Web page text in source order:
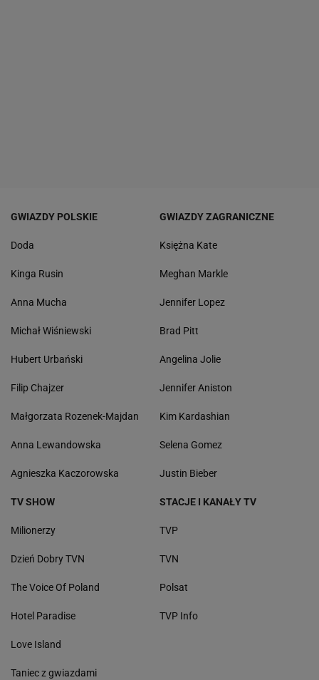
GWIAZDY POLSKIE
Doda
Kinga Rusin
Anna Mucha
Michał Wiśniewski
Hubert Urbański
Filip Chajzer
Małgorzata Rozenek-Majdan
Anna Lewandowska
Agnieszka Kaczorowska
GWIAZDY ZAGRANICZNE
Księżna Kate
Meghan Markle
Jennifer Lopez
Brad Pitt
Angelina Jolie
Jennifer Aniston
Kim Kardashian
Selena Gomez
Justin Bieber
TV SHOW
Milionerzy
Dzień Dobry TVN
The Voice Of Poland
Hotel Paradise
Love Island
Taniec z gwiazdami
STACJE I KANAŁY TV
TVP
TVN
Polsat
TVP Info